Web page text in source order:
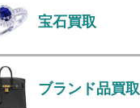
宝石買取
ブランド品買取